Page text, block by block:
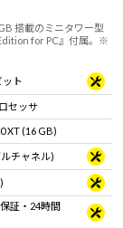
搭載のミニタワー型
for PC』付属。※
ト
セッサ
XT (16 GB)
チャネル)
証・24時間